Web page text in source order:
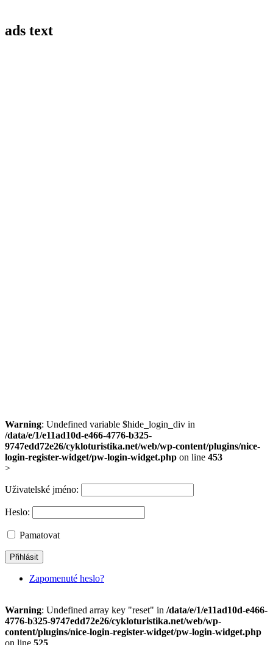
ads text
Warning: Undefined variable $hide_login_div in
/data/e/1/e11ad10d-e466-4776-b325-
9747edd72e26/cykloturistika.net/web/wp-content/plugins/nice-
login-register-widget/pw-login-widget.php on line 453
>
Uživatelské jméno:
Heslo:
Pamatovat
Zapomenuté heslo?
Warning: Undefined array key "reset" in /data/e/1/e11ad10d-e466-
4776-b325-9747edd72e26/cykloturistika.net/web/wp-
content/plugins/nice-login-register-widget/pw-login-widget.php
on line 525